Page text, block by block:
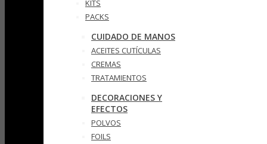
KITS
PACKS
CUIDADO DE MANOS
ACEITES CUTÍCULAS
CREMAS
TRATAMIENTOS
DECORACIONES Y
EFECTOS
POLVOS
FOILS